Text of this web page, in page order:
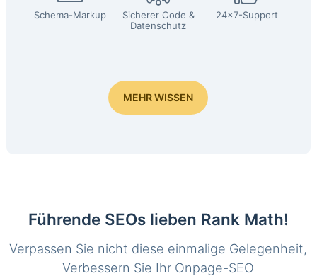
Schema-Markup
Sicherer Code &
Datenschutz
24x7-Support
MEHR WISSEN
Führende SEOs lieben Rank Math!
Verpassen Sie nicht diese einmalige Gelegenheit,
Verbessern Sie Ihr Onpage-SEO